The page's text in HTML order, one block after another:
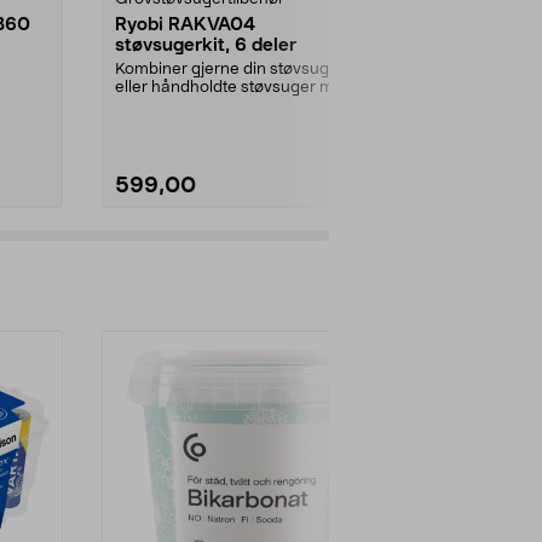
Ryobi RAKVA04
støvsugerkit, 6 deler
Kombiner gjerne din støvsuger
eller håndholdte støvsuger med
599,00